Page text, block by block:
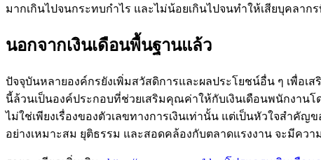
มากเกินไปจนกระทบกำไร และไม่น้อยเกินไปจนทำให้เสียบุคลา
นอกจากเงินเดือนพื้นฐานแล้ว
ปัจจุบันหลายองค์กรยังเพิ่มสวัสดิการและผลประโยชน์อื่น ๆ เพื่อ
นี้ล้วนเป็นองค์ประกอบที่ช่วยเสริมคุณค่าให้กับเงินเดือนพนักงาน
ไม่ใช่เพียงเรื่องของตัวเลขทางการเงินเท่านั้น แต่เป็นหัวใจสำ
อย่างเหมาะสม ยุติธรรม และสอดคล้องกับตลาดแรงงาน จะมีคว